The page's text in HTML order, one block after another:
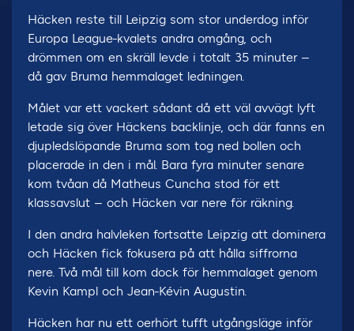
Häcken reste till Leipzig som stor underdog inför
Europa League-kvalets andra omgång, och
drömmen om en skräll levde i totalt 35 minuter –
då gav Bruma hemmalaget ledningen.
Målet var ett vackert sådant då ett väl avvägt lyft
letade sig över Häckens backlinje, och där fanns en
djupledslöpande Bruma som tog ned bollen och
placerade in den i mål. Bara fyra minuter senare
kom tvåan då Matheus Cuncha stod för ett
klassavslut – och Häcken var nere för räkning.
I den andra halvleken fortsatte Leipzig att dominera
och Häcken fick fokusera på att hålla siffrorna
nere. Två mål till kom dock för hemmalaget genom
Kevin Kampl och Jean-Kévin Augustin.
Häcken har nu ett oerhört tufft utgångsläge inför